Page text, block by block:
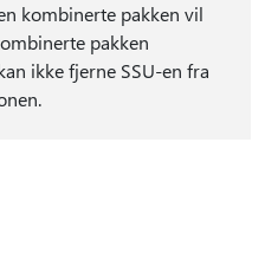
kombinerte pakken vil
pakken
ikke fjerne SSU-en fra